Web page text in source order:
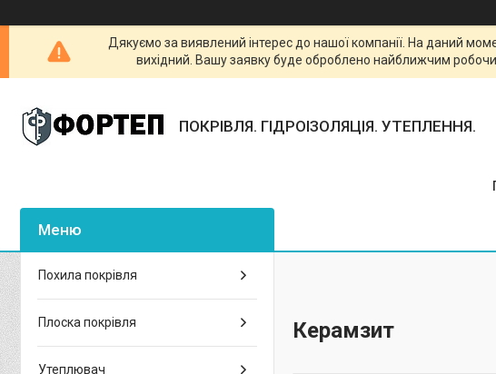
Дякуємо за виявлений інтерес до нашої компанії. На даний
вихідний. Вашу заявку буде оброблено найближчим
ПОКРІВЛЯ. ГІДРОІЗОЛЯЦІЯ. УТЕПЛЕННЯ.
Керамзит
Похила покрівля
Плоска покрівля
Утеплювач